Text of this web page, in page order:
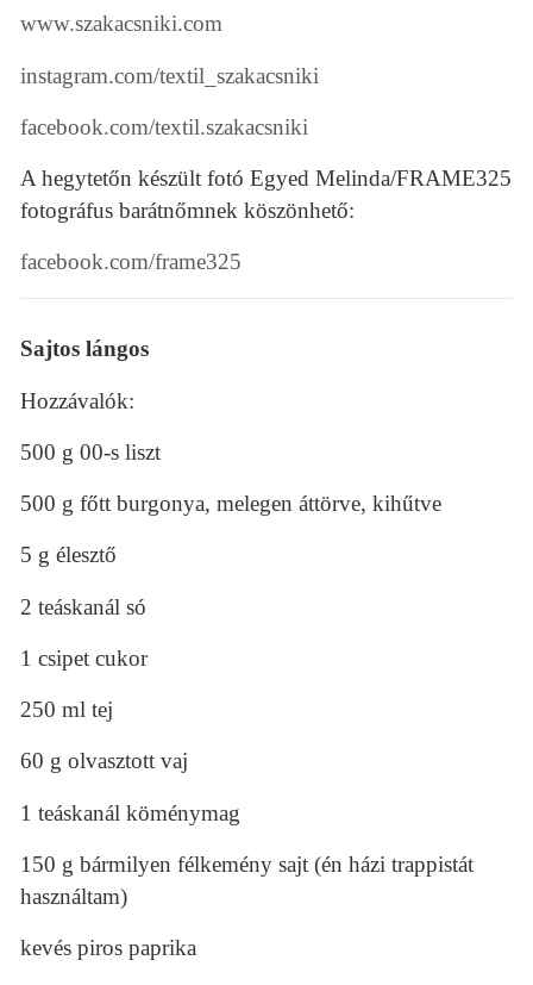
www.szakacsniki.com
instagram.com/textil_szakacsniki
facebook.com/textil.szakacsniki
A hegytetőn készült fotó Egyed Melinda/FRAME325
fotográfus barátnőmnek köszönhető:
facebook.com/frame325
Sajtos lángos
Hozzávalók:
500 g 00-s liszt
500 g főtt burgonya, melegen áttörve, kihűtve
5 g élesztő
2 teáskanál só
1 csipet cukor
250 ml tej
60 g olvasztott vaj
1 teáskanál köménymag
150 g bármilyen félkemény sajt (én házi trappistát
használtam)
kevés piros paprika